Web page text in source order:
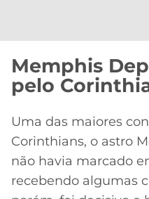
Memphis
pelo
Uma das maiores
Corinthians, o astro
não havia marcado
recebendo algumas